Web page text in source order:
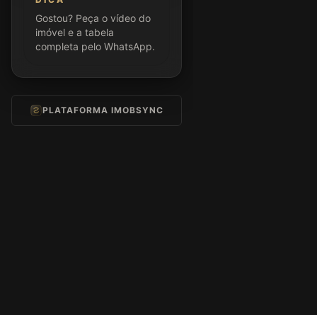
Gostou? Peça o vídeo do
imóvel e a tabela
completa pelo WhatsApp.
PLATAFORMA IMOBSYNC